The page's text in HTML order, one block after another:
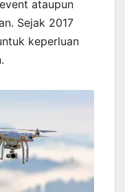
ataupun
Sejak 2017
keperluan